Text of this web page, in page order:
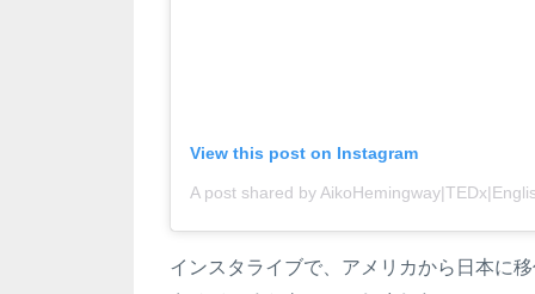
View this post on Instagram
インスタライブで、アメリカから日本に